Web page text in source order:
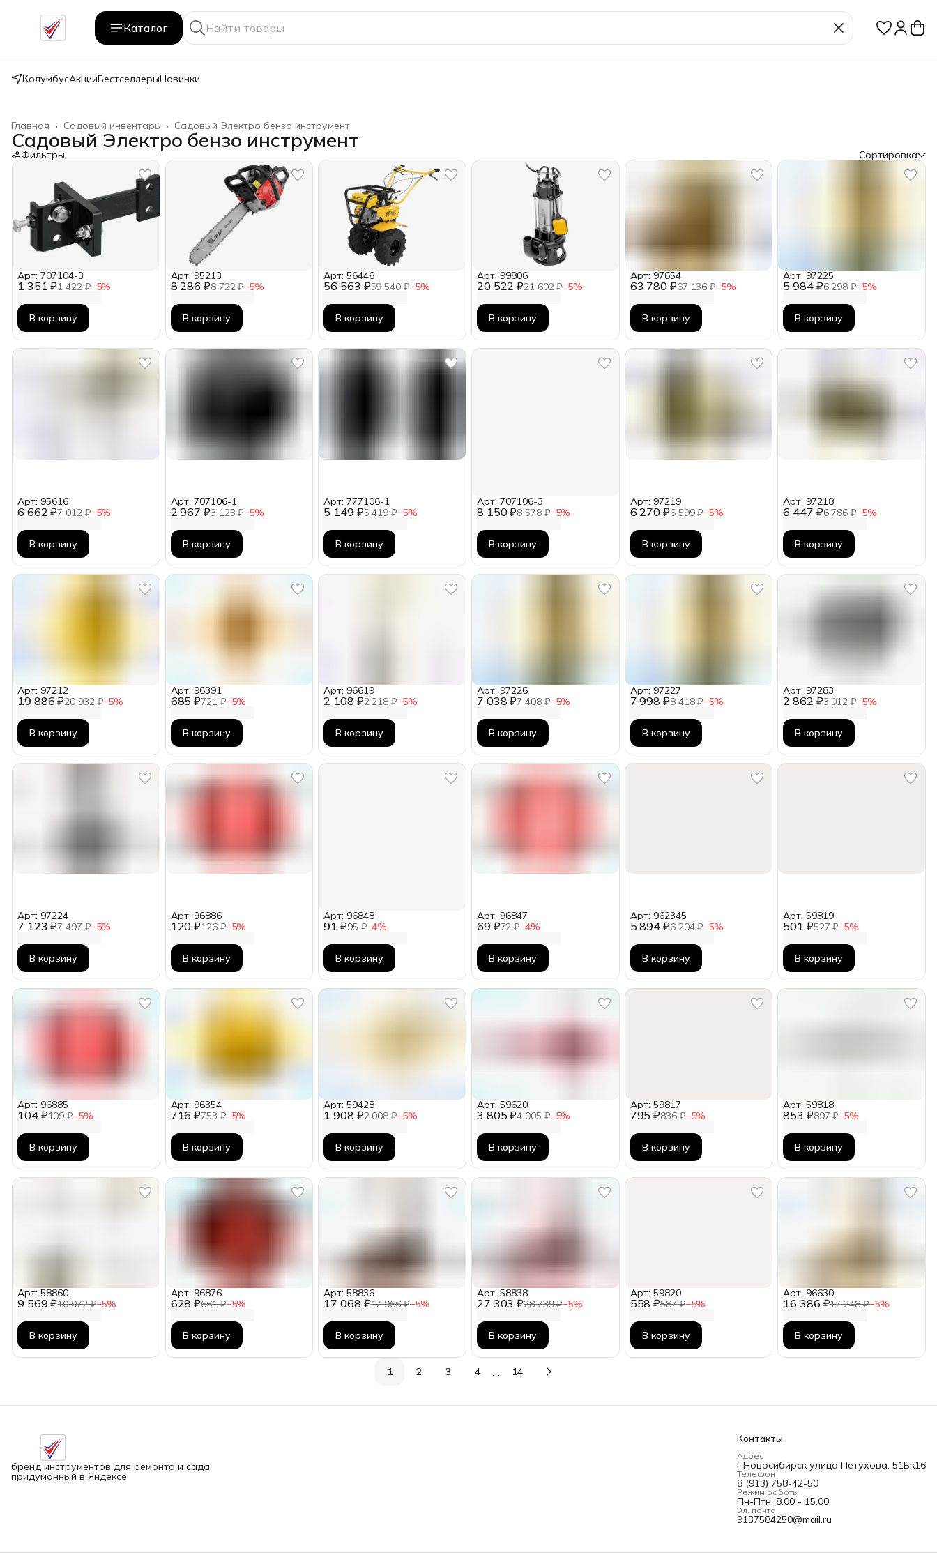
Каталог
КолумбусАкцииБестселлерыНовинки
Садовый Электро бензо инструмент
Садовый инвентарь ›
Главная ›
Садовый Электро бензо инструмент
Фильтры Сортировка
1 351 ₽1 422 ₽−5%
Арт: 707104-3
В корзину
8 286 ₽8 722 ₽−5%
Арт: 95213
В корзину
56 563 ₽59 540 ₽−5%
Арт: 56446
В корзину
20 522 ₽21 602 ₽−5%
Арт: 99806
В корзину
63 780 ₽67 136 ₽−5%
Арт: 97654
В корзину
5 984 ₽6 298 ₽−5%
Арт: 97225
В корзину
6 662 ₽7 012 ₽−5%
Арт: 95616
В корзину
2 967 ₽3 123 ₽−5%
Арт: 707106-1
В корзину
5 149 ₽5 419 ₽−5%
Арт: 777106-1
В корзину
8 150 ₽8 578 ₽−5%
Арт: 707106-3
В корзину
6 270 ₽6 599 ₽−5%
Арт: 97219
В корзину
6 447 ₽6 786 ₽−5%
Арт: 97218
В корзину
19 886 ₽20 932 ₽−5%
Арт: 97212
В корзину
685 ₽721 ₽−5%
Арт: 96391
В корзину
2 108 ₽2 218 ₽−5%
Арт: 96619
В корзину
7 038 ₽7 408 ₽−5%
Арт: 97226
В корзину
7 998 ₽8 418 ₽−5%
Арт: 97227
В корзину
2 862 ₽3 012 ₽−5%
Арт: 97283
В корзину
7 123 ₽7 497 ₽−5%
Арт: 97224
В корзину
120 ₽126 ₽−5%
Арт: 96886
В корзину
91 ₽95 ₽−4%
Арт: 96848
В корзину
69 ₽72 ₽−4%
Арт: 96847
В корзину
5 894 ₽6 204 ₽−5%
Арт: 962345
В корзину
501 ₽527 ₽−5%
Арт: 59819
В корзину
104 ₽109 ₽−5%
Арт: 96885
В корзину
716 ₽753 ₽−5%
Арт: 96354
В корзину
1 908 ₽2 008 ₽−5%
Арт: 59428
В корзину
3 805 ₽4 005 ₽−5%
Арт: 59620
В корзину
795 ₽836 ₽−5%
Арт: 59817
В корзину
853 ₽897 ₽−5%
Арт: 59818
В корзину
9 569 ₽10 072 ₽−5%
Арт: 58860
В корзину
628 ₽661 ₽−5%
Арт: 96876
В корзину
17 068 ₽17 966 ₽−5%
Арт: 58836
В корзину
27 303 ₽28 739 ₽−5%
Арт: 58838
В корзину
558 ₽587 ₽−5%
Арт: 59820
В корзину
16 386 ₽17 248 ₽−5%
Арт: 96630
В корзину
1 2 3 4 … 14
бренд инструментов для ремонта и сада,
придуманный в Яндексе
Контакты
Адрес
г.Новосибирск улица Петухова, 51Бк16
Телефон
8 (913) 758-42-50
Режим работы
Пн-Птн, 8.00 - 15.00
Эл. почта
9137584250@mail.ru